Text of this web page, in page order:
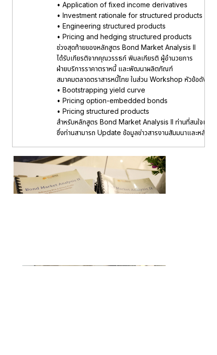
• Application of fixed income derivatives
• Investment rationale for structured products
• Engineering structured products
• Pricing and hedging structured products
ช่วงสุดท้ายของหลักสูตร Bond Market Analysis ll
ได้รับเกียรติจากคุณวรรธก์ พิมลเกียรติ ผู้อำนวยการ
ฝ่ายบริการราคาตราหนี้ และพัฒนาผลิตภัณฑ์
สมาคมตลาดตราสารหนี้ไทย ในส่วน Workshop หัวข้อดังนี้
• Bootstrapping yield curve
• Pricing option-embedded bonds
• Pricing structured products
สำหรับหลักสูตร Bond Market Analysis ll ท่านที่สนใจเรา
ซึ่งท่านสามารถ Update ข้อมูลข่าวสารงานสัมมนาและหลัก